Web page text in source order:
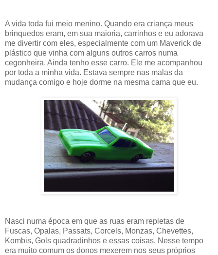
A vida toda fui meio menino. Quando era criança meus
brinquedos eram, em sua maioria, carrinhos e eu adorava
me divertir com eles, especialmente com um Maverick de
plástico que vinha com alguns outros carros numa
cegonheira. Ainda tenho esse carro. Ele me acompanhou
por toda a minha vida. Estava sempre nas malas da
mudança comigo e hoje dorme na mesma cama que eu.
Nasci numa época em que as ruas eram repletas de
Fuscas, Opalas, Passats, Corcels, Monzas, Chevettes,
Kombis, Gols quadradinhos e essas coisas. Nesse tempo
era muito comum os donos mexerem nos seus próprios